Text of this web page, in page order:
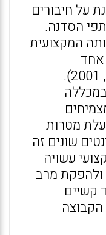
על חיבורים
הסדנה.
המקצועית
אחד
מהסטודנטים והמנחה (גלעד, 2001).
מטרות
שונים זה
עשויה
ולהפקת מרב
קשיים
הקבוצה